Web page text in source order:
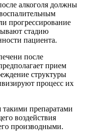
алкоголя должны
прогрессирование
стадию
пациента.
после
прием
структуры
процесс их
такими препаратами
воздействия
производными.